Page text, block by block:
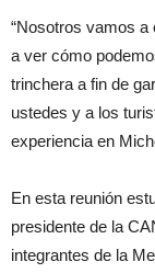
“Nosotros vamos
a ver cómo
trinchera a fin de
ustedes y a los
experiencia en
En esta reunión
presidente de la
integrantes de la